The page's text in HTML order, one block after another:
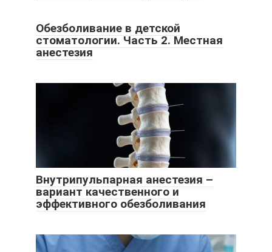
Обезболивание в детской
стоматологии. Часть 2. Местная
анестезия
Внутрипульпарная анестезия –
вариант качественного и
эффективного обезболивания